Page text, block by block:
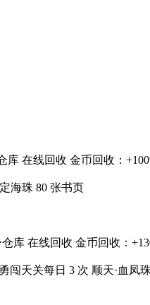
在线回收 金币回收：
海珠 80 张书页
库 在线回收 金币回收：
闯天关每日 3 次 顺天·血凤